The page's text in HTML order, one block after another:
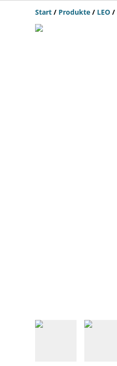
Start / Produkte / LEO /